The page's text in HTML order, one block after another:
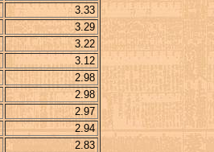
3.33
3.29
3.22
3.12
2.98
2.98
2.97
2.94
2.83